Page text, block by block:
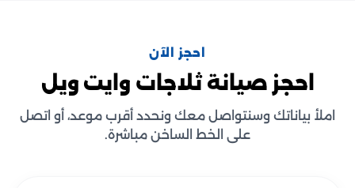
احجز الآن
احجز صيانة ثلاجات وايت ويل
املأ بياناتك وسنتواصل معك ونحدد أقرب موعد، أو اتصل
على الخط الساخن مباشرة.